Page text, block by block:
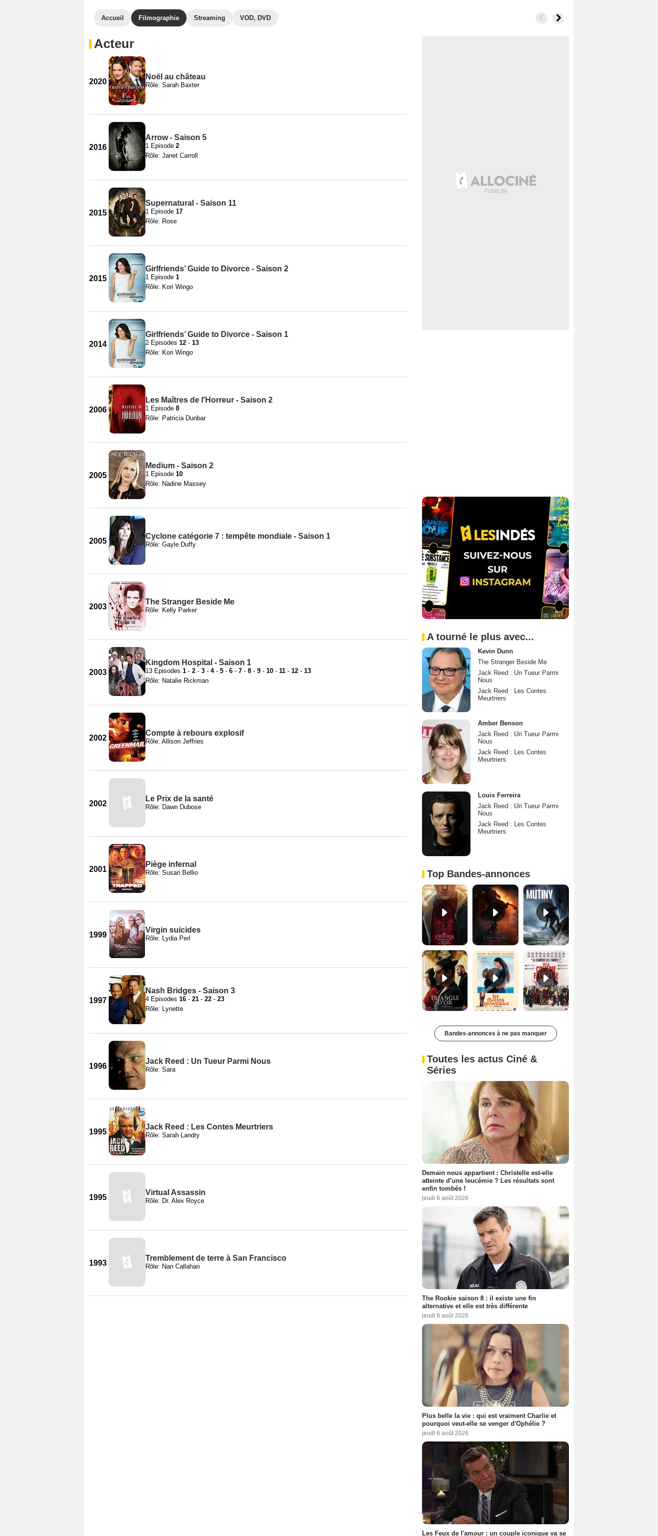
Accueil Filmographie Streaming VOD, DVD
Acteur
2020
Noël au château
Rôle: Sarah Baxter
2016
Arrow - Saison 5
1 Episode 2
Rôle: Janet Carroll
2015
Supernatural - Saison 11
1 Episode 17
Rôle: Rose
2015
Girlfriends’ Guide to Divorce - Saison 2
1 Episode 1
Rôle: Kori Wingo
2014
Girlfriends’ Guide to Divorce - Saison 1
2 Episodes 12 - 13
Rôle: Kori Wingo
2006
Les Maîtres de l'Horreur - Saison 2
1 Episode 8
Rôle: Patricia Dunbar
2005
Medium - Saison 2
1 Episode 10
Rôle: Nadine Massey
2005
Cyclone catégorie 7 : tempête mondiale - Saison 1
Rôle: Gayle Duffy
2003
The Stranger Beside Me
Rôle: Kelly Parker
2003
Kingdom Hospital - Saison 1
13 Episodes 1 - 2 - 3 - 4- 5 - 6 - 7 - 8 - 9 - 10 - 11 - 12 - 13
Rôle: Natalie Rickman
2002
Compte à rebours explosif
Rôle: Allison Jeffries
2002
Le Prix de la santé
Rôle: Dawn Dubose
2001
Piège infernal
Rôle: Susan Bellio
1999
Virgin suicides
Rôle: Lydia Perl
1997
Nash Bridges - Saison 3
4 Episodes 16 - 21 - 22 - 23
Rôle: Lynette
1996
Jack Reed : Un Tueur Parmi Nous
Rôle: Sara
1995
Jack Reed : Les Contes Meurtriers
Rôle: Sarah Landry
1995
Virtual Assassin
Rôle: Dr. Alex Royce
1993
Tremblement de terre à San Francisco
Rôle: Nan Callahan
A tourné le plus avec...
Kevin Dunn
The Stranger Beside Me
Jack Reed : Un Tueur Parmi
Nous
Jack Reed : Les Contes
Meurtriers
Amber Benson
Jack Reed : Un Tueur Parmi
Nous
Jack Reed : Les Contes
Meurtriers
Louis Ferreira
Jack Reed : Un Tueur Parmi
Nous
Jack Reed : Les Contes
Meurtriers
Top Bandes-annonces
Spider-Man: Brand New Day Bande-annonce VO STFR L'Odyssée Bande-annonce VO STFR
Les Matins merveilleux Bande-annonce VF De la Comédie-Française Teaser VF
Bandes-annonces à ne pas manquer
Toutes les actus Ciné &
Séries
Demain nous appartient : Christelle est-elle
atteinte d’une leucémie ? Les résultats sont
enfin tombés !
jeudi 6 août 2026
The Rookie saison 8 : il existe une fin
alternative et elle est très différente
jeudi 6 août 2026
Plus belle la vie : qui est vraiment Charlie et
pourquoi veut-elle se venger d'Ophélie ?
jeudi 6 août 2026
Les Feux de l'amour : un couple iconique va se